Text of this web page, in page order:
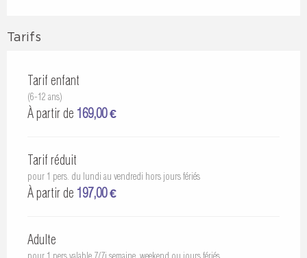
Tarifs
Tarif enfant
(6-12 ans)
À partir de 169,00 €
Tarif réduit
pour 1 pers. du lundi au vendredi hors jours fériés
À partir de 197,00 €
Adulte